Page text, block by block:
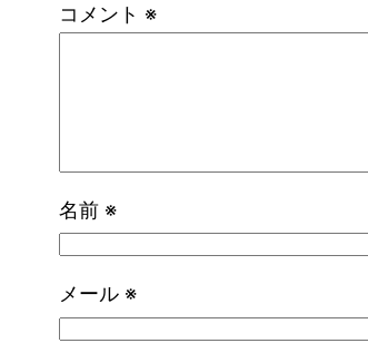
コメント ※
名前 ※
メール ※